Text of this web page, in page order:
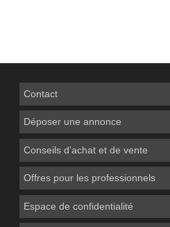
Contact
Déposer une annonce
Conseils d'achat et de vente
Offres pour les professionnels
Espace de confidentialité